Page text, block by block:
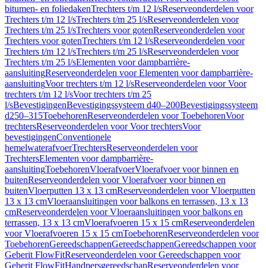
bitumen- en foliedakenTrechters t/m 12 l/sReserveonderdelen voor
Trechters t/m 12 l/sTrechters t/m 25 l/sReserveonderdelen voor
Trechters t/m 25 l/sTrechters voor gotenReserveonderdelen voor
Trechters voor gotenTrechters t/m 12 l/sReserveonderdelen voor
Trechters t/m 12 l/sTrechters t/m 25 l/sReserveonderdelen voor
Trechters t/m 25 l/sElementen voor dampbarrière-
aansluitingReserveonderdelen voor Elementen voor dampbarrière-
aansluitingVoor trechters t/m 12 l/sReserveonderdelen voor Voor
trechters t/m 12 l/sVoor trechters t/m 25
l/sBevestigingenBevestigingssysteem d40–200Bevestigingssysteem
d250–315ToebehorenReserveonderdelen voor ToebehorenVoor
trechtersReserveonderdelen voor Voor trechtersVoor
bevestigingenConventionele
hemelwaterafvoerTrechtersReserveonderdelen voor
TrechtersElementen voor dampbarrière-
aansluitingToebehorenVloerafvoerVloerafvoer voor binnen en
buitenReserveonderdelen voor Vloerafvoer voor binnen en
buitenVloerputten 13 x 13 cmReserveonderdelen voor Vloerputten
13 x 13 cmVloeraansluitingen voor balkons en terrassen, 13 x 13
cmReserveonderdelen voor Vloeraansluitingen voor balkons en
terrassen, 13 x 13 cmVloerafvoeren 15 x 15 cmReserveonderdelen
voor Vloerafvoeren 15 x 15 cmToebehorenReserveonderdelen voor
ToebehorenGereedschappenGereedschappenGereedschappen voor
Geberit FlowFitReserveonderdelen voor Gereedschappen voor
Geberit FlowFitHandpersgereedschapReserveonderdelen voor